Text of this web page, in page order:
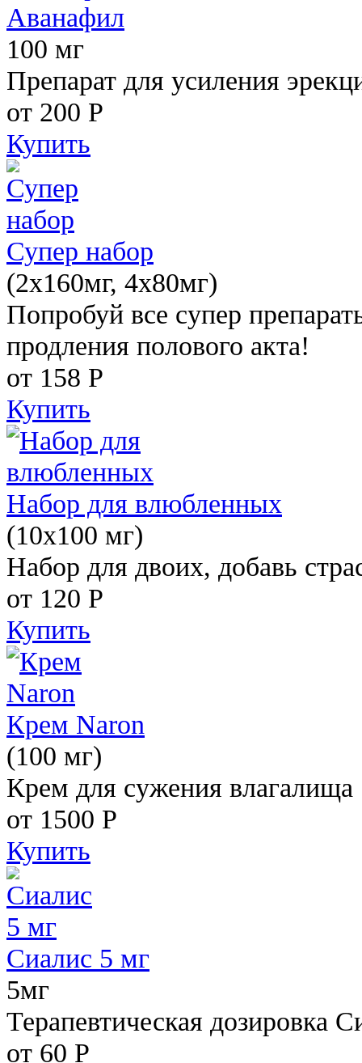
Аванафил
100 мг
Препарат для усиления
от 200 Р
Купить
Супер набор
(2х160мг, 4х80мг)
Попробуй все супер
продления полового акта!
от 158 Р
Купить
Набор для влюбленных
(10х100 мг)
Набор для двоих, добавь
от 120 Р
Купить
Крем Naron
(100 мг)
Крем для сужения влагалища
от 1500 Р
Купить
Сиалис 5 мг
5мг
Терапевтическая дозировка
от 60 Р